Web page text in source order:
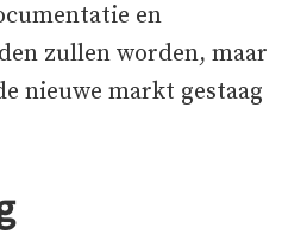
en
zullen worden, maar
nieuwe markt gestaag